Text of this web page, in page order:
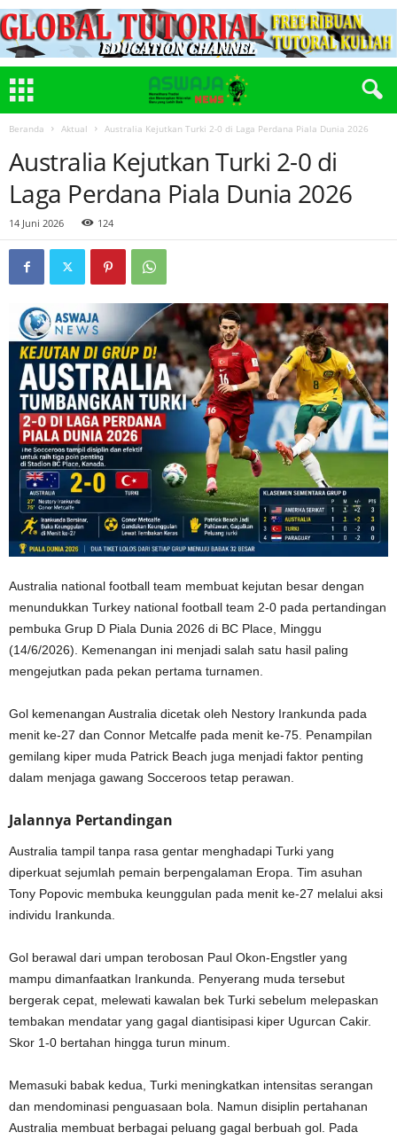
Beranda Aktual Australia Kejutkan Turki 2-0 di Laga Perdana Piala Dunia 2026
Australia Kejutkan Turki 2-0 di
Laga Perdana Piala Dunia 2026
14 Juni 2026 124
Australia national football team membuat kejutan besar dengan
menundukkan Turkey national football team 2-0 pada pertandingan
pembuka Grup D Piala Dunia 2026 di BC Place , Minggu
(14/6/2026). Kemenangan ini menjadi salah satu hasil paling
mengejutkan pada pekan pertama turnamen.
Gol kemenangan Australia dicetak oleh Nestory Irankunda pada
menit ke-27 dan Connor Metcalfe pada menit ke-75. Penampilan
gemilang kiper muda Patrick Beach juga menjadi faktor penting
dalam menjaga gawang Socceroos tetap perawan.
Jalannya Pertandingan
Australia tampil tanpa rasa gentar menghadapi Turki yang
diperkuat sejumlah pemain berpengalaman Eropa. Tim asuhan
Tony Popovic membuka keunggulan pada menit ke-27 melalui aksi
individu Irankunda.
Gol berawal dari umpan terobosan Paul Okon-Engstler yang
mampu dimanfaatkan Irankunda. Penyerang muda tersebut
bergerak cepat, melewati kawalan bek Turki sebelum melepaskan
tembakan mendatar yang gagal diantisipasi kiper Ugurcan Cakir.
Skor 1-0 bertahan hingga turun minum.
Memasuki babak kedua, Turki meningkatkan intensitas serangan
dan mendominasi penguasaan bola. Namun disiplin pertahanan
Australia membuat berbagai peluang gagal berbuah gol. Pada